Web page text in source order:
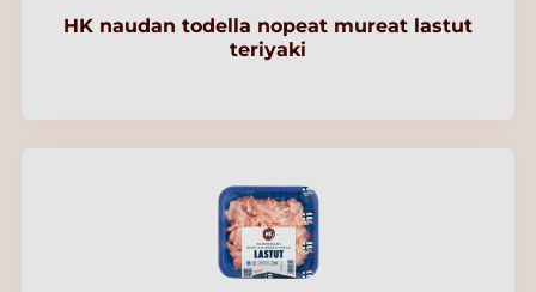
HK naudan todella nopeat mureat lastut
teriyaki